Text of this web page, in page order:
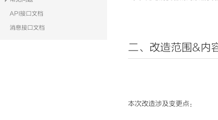
API接口文档
消息接口文档
二、改造范围&内
本次改造涉及变更点：